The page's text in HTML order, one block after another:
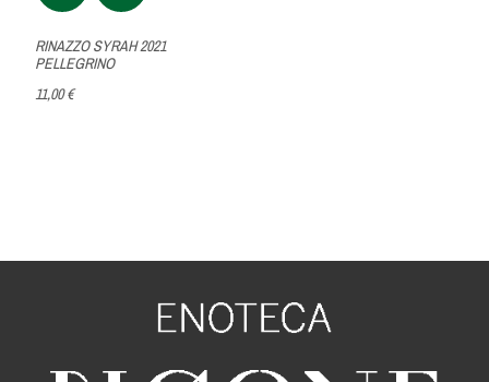
RINAZZO SYRAH 2021
PELLEGRINO
11,00 €